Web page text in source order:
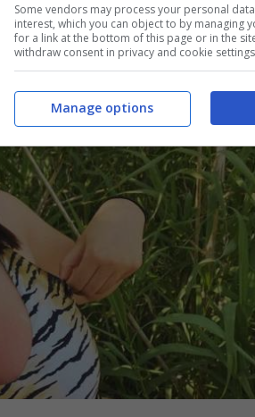
Some vendors may process your personal
interest, which you can object to by managing
for a link at the bottom of this page or in the
withdraw consent in privacy and cookie
Manage options